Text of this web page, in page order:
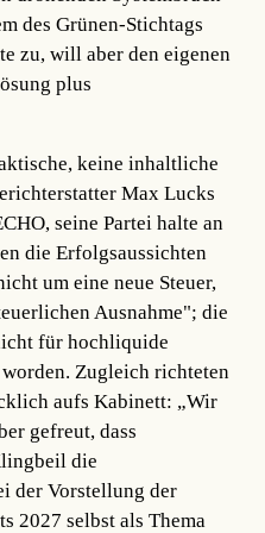
des Grünen-Stichtags
zu, will aber den eigenen
plus
keine inhaltliche
Max Lucks
seine Partei halte an
die Erfolgsaussichten
um eine neue Steuer,
Ausnahme"; die
für hochliquide
Zugleich richteten
aufs Kabinett: „Wir
gefreut, dass
die
der Vorstellung der
2027 selbst als Thema